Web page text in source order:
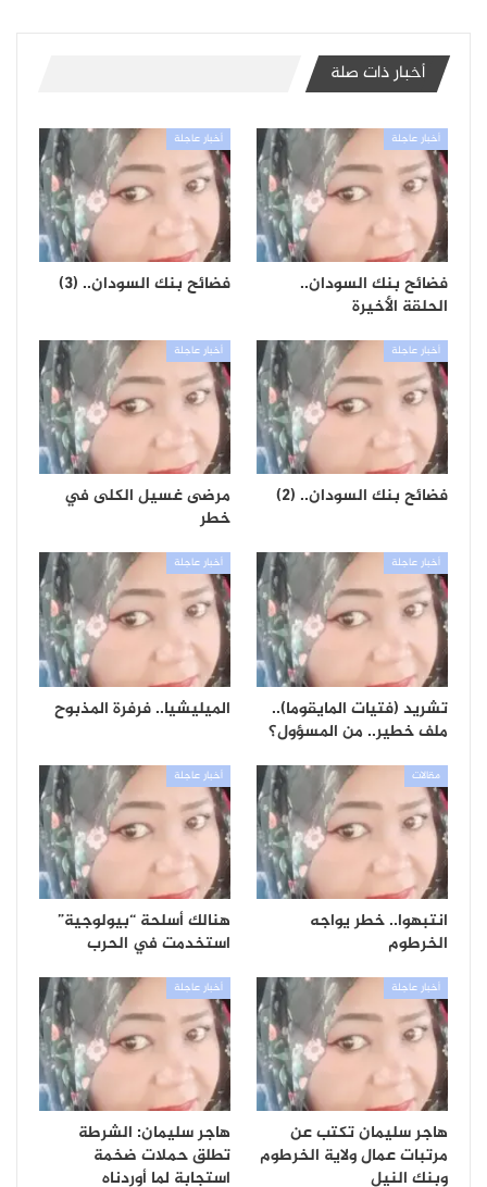
أخبار ذات صلة
أخبار عاجلة
فضائح بنك السودان..
الحلقة الأخيرة
أخبار عاجلة
فضائح بنك السودان.. (٣)
أخبار عاجلة
فضائح بنك السودان.. (٢)
أخبار عاجلة
مرضى غسيل الكلى في
خطر
أخبار عاجلة
تشريد (فتيات المايقوما)..
ملف خطير.. من المسؤول؟
أخبار عاجلة
الميليشيا.. فرفرة المذبوح
مقالات
انتبهوا.. خطر يواجه
الخرطوم
أخبار عاجلة
هنالك أسلحة “بيولوجية”
استخدمت في الحرب
أخبار عاجلة
هاجر سليمان تكتب عن
مرتبات عمال ولاية الخرطوم
وبنك النيل
أخبار عاجلة
هاجر سليمان: الشرطة
تطلق حملات ضخمة
استجابة لما أوردناه